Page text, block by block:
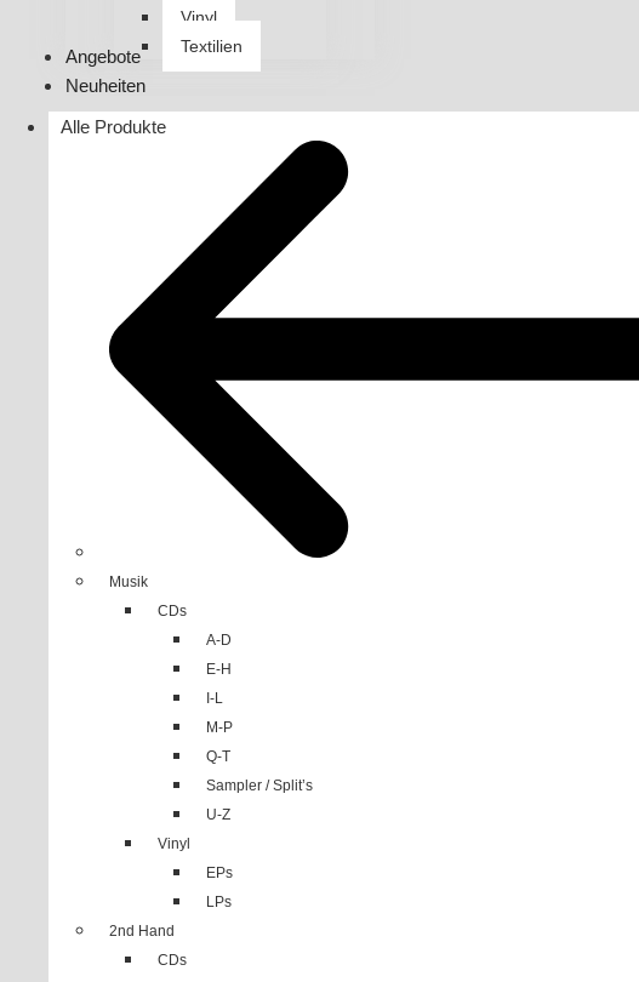
Vinyl
Textilien
Angebote
Neuheiten
Alle Produkte
Musik
CDs
A-D
E-H
I-L
M-P
Q-T
Sampler / Split’s
U-Z
Vinyl
EPs
LPs
2nd Hand
CDs